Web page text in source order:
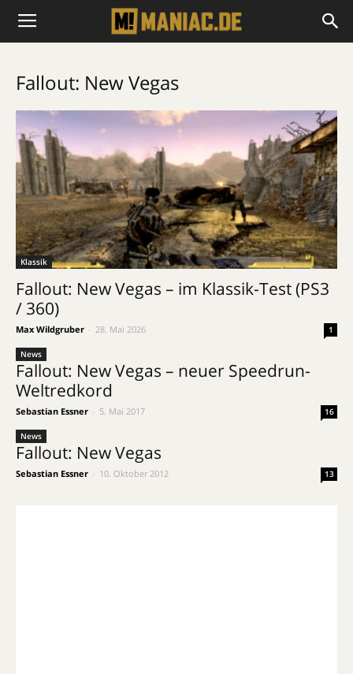
Fallout: New Vegas
Klassik
Fallout: New Vegas – im Klassik-Test (PS3
/ 360)
Max Wildgruber 28. Mai 2026 1
News
Fallout: New Vegas – neuer Speedrun-
Weltredkord
Sebastian Essner 5. Mai 2017 16
News
Fallout: New Vegas
Sebastian Essner 10. Oktober 2012 13